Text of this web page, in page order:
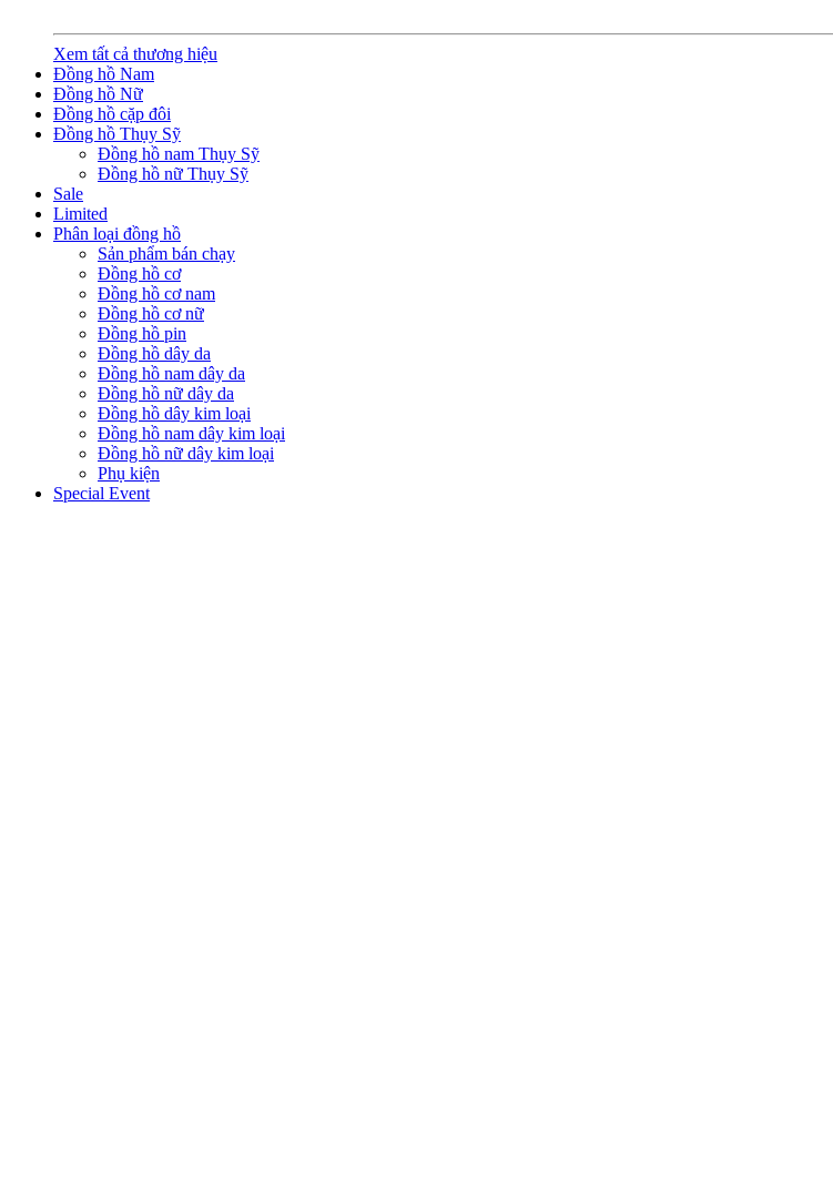
Xem tất cả thương hiệu
Đồng hồ Nam
Đồng hồ Nữ
Đồng hồ cặp đôi
Đồng hồ Thụy Sỹ
Đồng hồ nam Thụy Sỹ
Đồng hồ nữ Thụy Sỹ
Sale
Limited
Phân loại đồng hồ
Sản phẩm bán chạy
Đồng hồ cơ
Đồng hồ cơ nam
Đồng hồ cơ nữ
Đồng hồ pin
Đồng hồ dây da
Đồng hồ nam dây da
Đồng hồ nữ dây da
Đồng hồ dây kim loại
Đồng hồ nam dây kim loại
Đồng hồ nữ dây kim loại
Phụ kiện
Special Event